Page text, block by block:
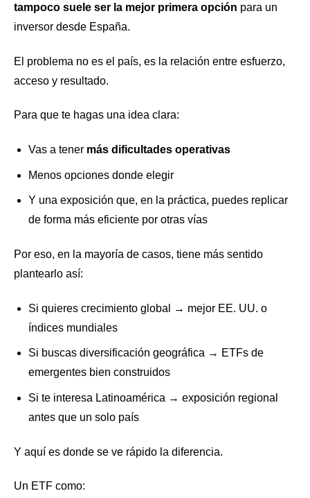
tampoco suele ser la mejor primera opción para un
inversor desde España.
El problema no es el país, es la relación entre esfuerzo,
acceso y resultado.
Para que te hagas una idea clara:
Vas a tener más dificultades operativas
Menos opciones donde elegir
Y una exposición que, en la práctica, puedes replicar
de forma más eficiente por otras vías
Por eso, en la mayoría de casos, tiene más sentido
plantearlo así:
Si quieres crecimiento global → mejor EE. UU. o
índices mundiales
Si buscas diversificación geográfica → ETFs de
emergentes bien construidos
Si te interesa Latinoamérica → exposición regional
antes que un solo país
Y aquí es donde se ve rápido la diferencia.
Un ETF como: